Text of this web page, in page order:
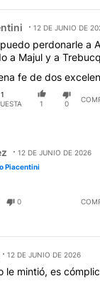
Piacentini.
12 DE JUNIO DE
perdonarle a
a Majul y a
fe de dos
1
1 0
12 DE JUNIO DE 2026
Piacentini
0
12 DE JUNIO DE 2026
le mintió, es